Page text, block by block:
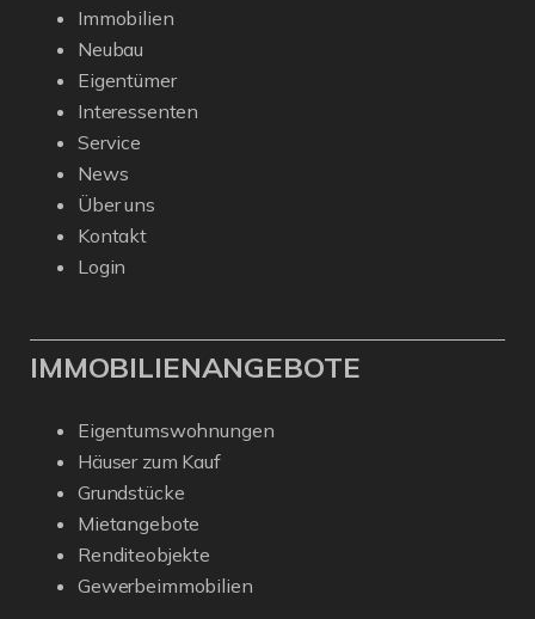
Immobilien
Neubau
Eigentümer
Interessenten
Service
News
Über uns
Kontakt
Login
IMMOBILIENANGEBOTE
Eigentumswohnungen
Häuser zum Kauf
Grundstücke
Mietangebote
Renditeobjekte
Gewerbeimmobilien